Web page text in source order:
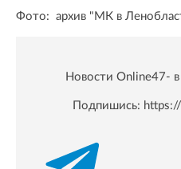
Фото: архив "МК в
Новости Online47-
Подпишись: